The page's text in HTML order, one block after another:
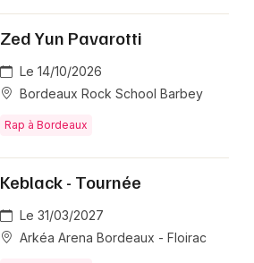
Zed Yun Pavarotti
Le 14/10/2026
Bordeaux Rock School Barbey
Rap à Bordeaux
Keblack - Tournée
Le 31/03/2027
Arkéa Arena Bordeaux - Floirac